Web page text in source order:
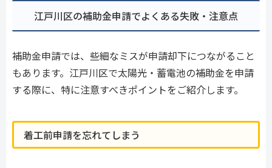
江戸川区の補助金申請でよくある失敗・注意点
補助金申請では、些細なミスが申請却下につながること
もあります。江戸川区で太陽光・蓄電池の補助金を申請
する際に、特に注意すべきポイントをご紹介します。
着工前申請を忘れてしまう